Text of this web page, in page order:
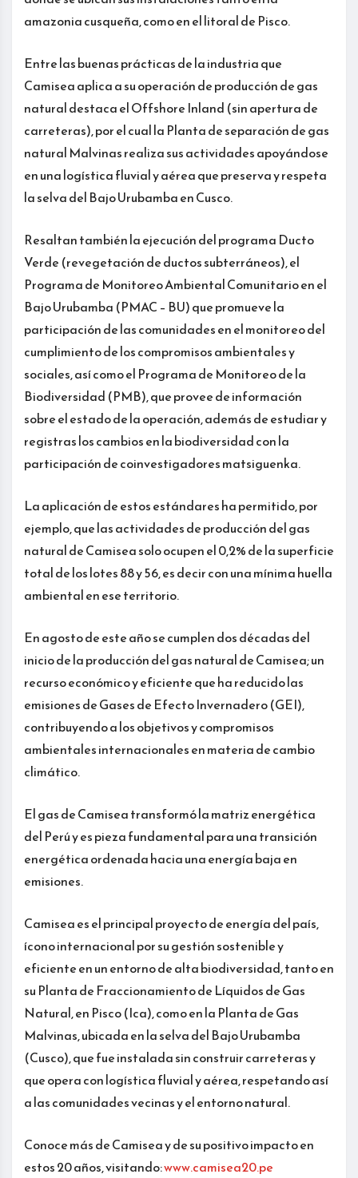
amazonia cusqueña, como en el litoral de Pisco.
Entre las buenas prácticas de la industria que
Camisea aplica a su operación de producción de gas
natural destaca el Offshore Inland (sin apertura de
carreteras), por el cual la Planta de separación de gas
natural Malvinas realiza sus actividades apoyándose
en una logística fluvial y aérea que preserva y respeta
la selva del Bajo Urubamba en Cusco.
Resaltan también la ejecución del programa Ducto
Verde (revegetación de ductos subterráneos), el
Programa de Monitoreo Ambiental Comunitario en el
Bajo Urubamba (PMAC – BU) que promueve la
participación de las comunidades en el monitoreo del
cumplimiento de los compromisos ambientales y
sociales, así como el Programa de Monitoreo de la
Biodiversidad (PMB), que provee de información
sobre el estado de la operación, además de estudiar y
registras los cambios en la biodiversidad con la
participación de coinvestigadores matsiguenka.
La aplicación de estos estándares ha permitido, por
ejemplo, que las actividades de producción del gas
natural de Camisea solo ocupen el 0,2% de la superficie
total de los lotes 88 y 56, es decir con una mínima huella
ambiental en ese territorio.
En agosto de este año se cumplen dos décadas del
inicio de la producción del gas natural de Camisea; un
recurso económico y eficiente que ha reducido las
emisiones de Gases de Efecto Invernadero (GEI),
contribuyendo a los objetivos y compromisos
ambientales internacionales en materia de cambio
climático.
El gas de Camisea transformó la matriz energética
del Perú y es pieza fundamental para una transición
energética ordenada hacia una energía baja en
emisiones.
Camisea es el principal proyecto de energía del país,
ícono internacional por su gestión sostenible y
eficiente en un entorno de alta biodiversidad, tanto en
su Planta de Fraccionamiento de Líquidos de Gas
Natural, en Pisco (Ica), como en la Planta de Gas
Malvinas, ubicada en la selva del Bajo Urubamba
(Cusco), que fue instalada sin construir carreteras y
que opera con logística fluvial y aérea, respetando así
a las comunidades vecinas y el entorno natural.
Conoce más de Camisea y de su positivo impacto en
estos 20 años, visitando:www.camisea20.pe